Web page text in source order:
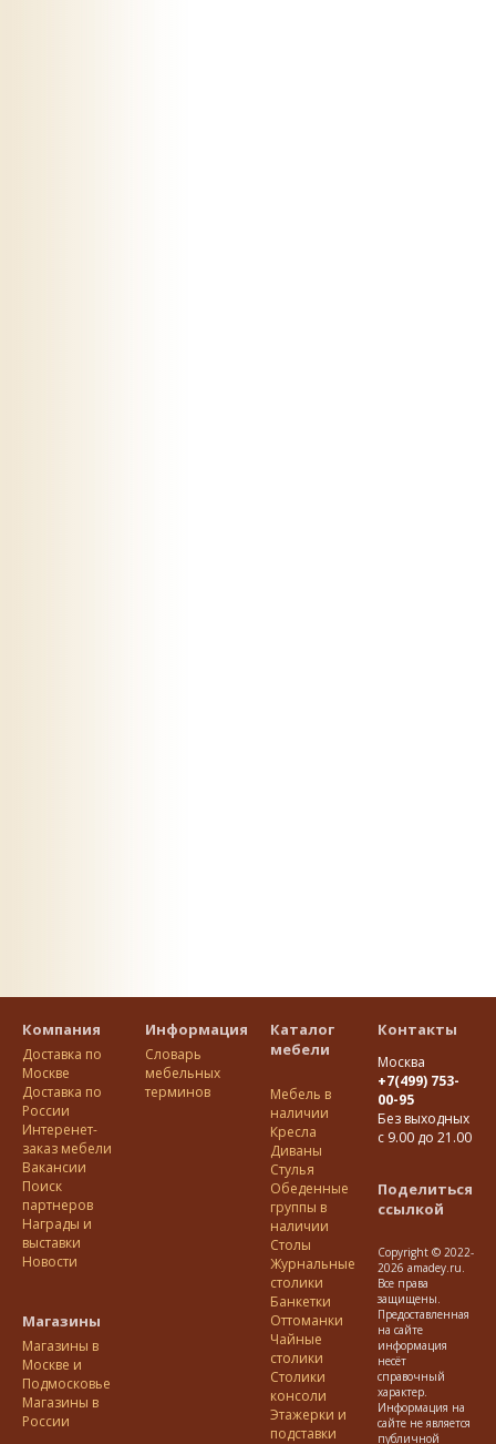
Компания
Доставка по
Москве
Доставка по
Росcии
Интеренет-
заказ мебели
Вакансии
Поиск
партнеров
Награды и
выставки
Новости
Магазины
Магазины в
Москве и
Подмосковье
Магазины в
России
Информация
Словарь
мебельных
терминов
Каталог
мебели
Мебель в
наличии
Кресла
Диваны
Стулья
Обеденные
группы в
наличии
Столы
Журнальные
столики
Банкетки
Оттоманки
Чайные
столики
Столики
консоли
Этажерки и
подставки
Контакты
Москва
+7(499) 753-
00-95
Без выходных
с 9.00 до 21.00
Поделиться
ссылкой
Copyright © 2022-
2026 amadey.ru.
Все права
защищены.
Предоставленная
на сайте
информация
несёт
справочный
характер.
Информация на
сайте не является
публичной